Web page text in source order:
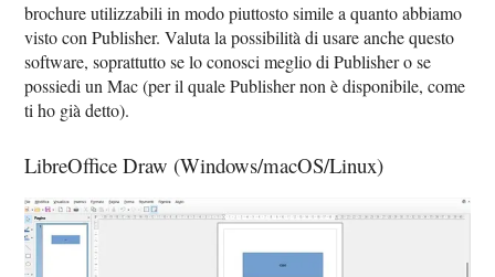
brochure utilizzabili in modo piuttosto simile a quanto abbiamo
visto con Publisher. Valuta la possibilità di usare anche questo
software, soprattutto se lo conosci meglio di Publisher o se
possiedi un Mac (per il quale Publisher non è disponibile, come
ti ho già detto).
LibreOffice Draw (Windows/macOS/Linux)